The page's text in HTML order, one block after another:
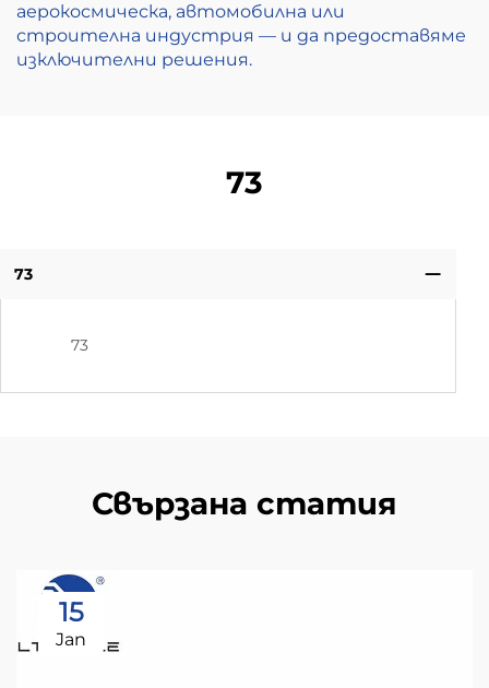
аерокосмическа, автомобилна или
строителна индустрия — и да предоставяме
изключителни решения.
73
73
73
Свързана статия
15
Jan